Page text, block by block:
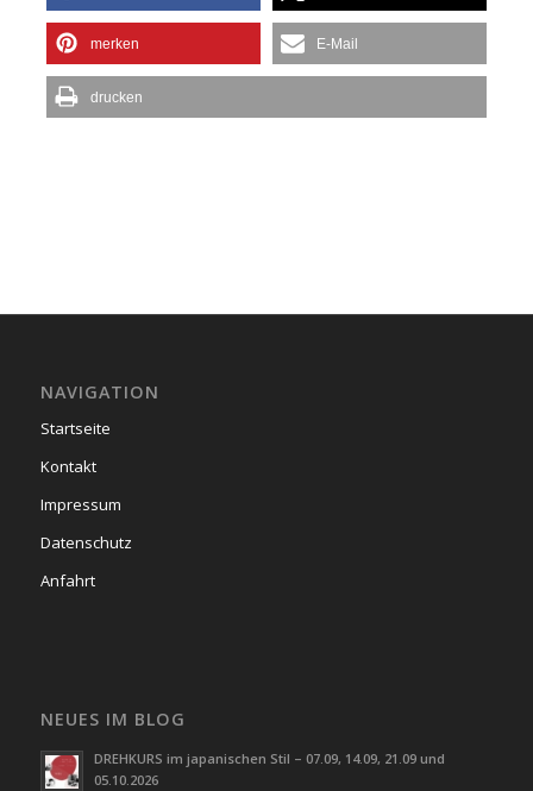
merken E-Mail
drucken
NAVIGATION
Startseite
Kontakt
Impressum
Datenschutz
Anfahrt
NEUES IM BLOG
DREHKURS im japanischen Stil – 07.09, 14.09, 21.09 und
05.10.2026